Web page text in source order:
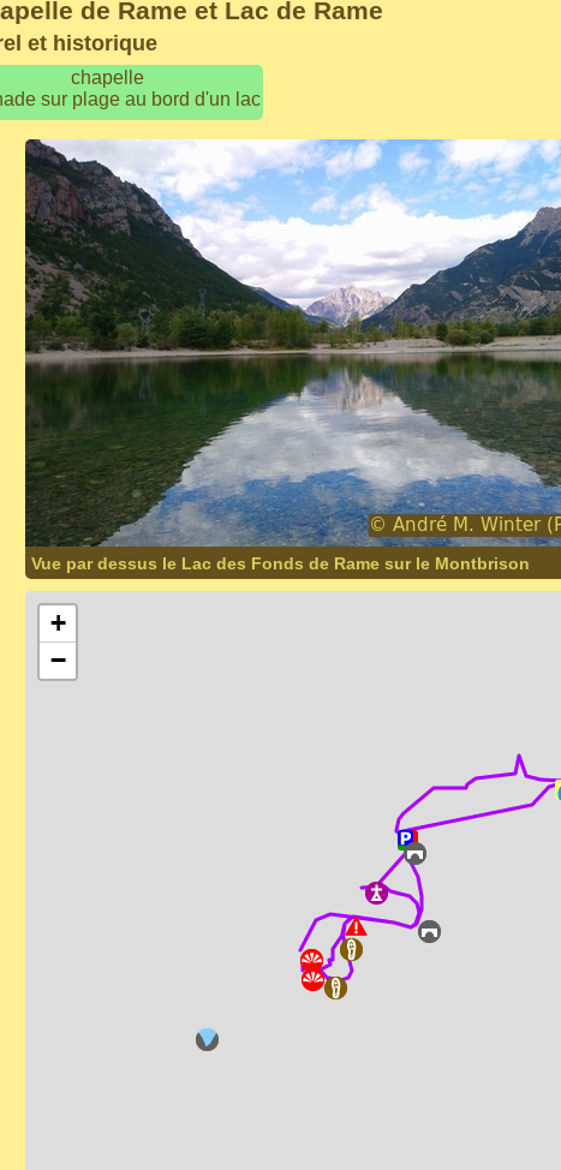
de Rame et Lac de Rame
et historique
chapelle
sur plage au bord d'un lac
Vue par dessus le Lac des Fonds de Rame sur le Montbrison
+
−